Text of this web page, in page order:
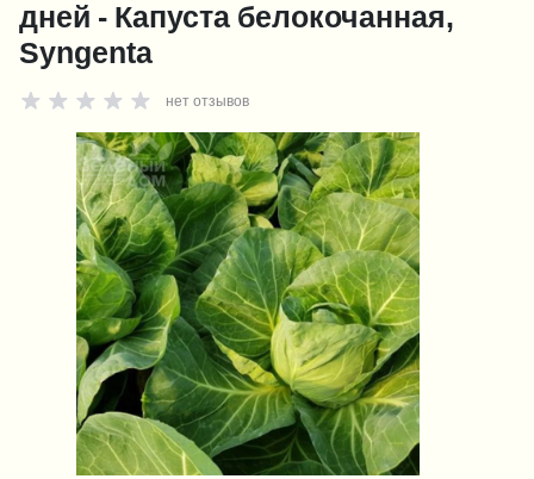
дней - Капуста белокочанная,
Syngenta
нет отзывов